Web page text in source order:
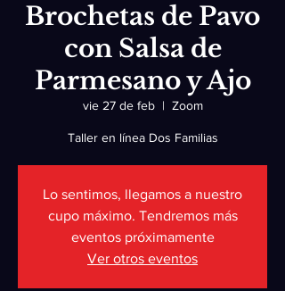
Brochetas de Pavo
con Salsa de
Parmesano y Ajo
vie 27 de feb
  |
Zoom
Taller en línea Dos Familias
Lo sentimos, llegamos a nuestro
cupo máximo. Tendremos más
eventos próximamente
Ver otros eventos